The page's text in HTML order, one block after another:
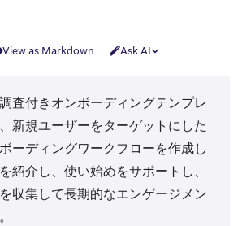
View as Markdown Ask AI
査付きオンボーディングテンプレ
新規ユーザーをターゲットにした
ーディングワークフローを作成し
紹介し、使い始めをサポートし、
収集して長期的なエンゲージメン